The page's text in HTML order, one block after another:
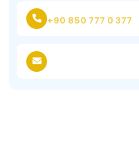
+90 850 777 0 377